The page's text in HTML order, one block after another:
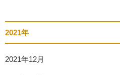
2021年
2021年12月